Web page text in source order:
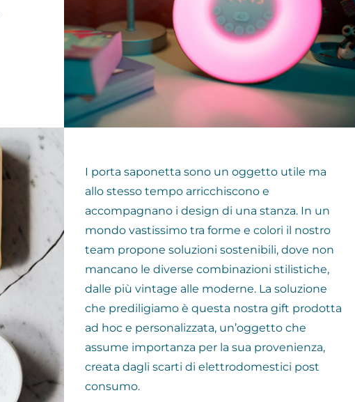
I porta saponetta sono un oggetto utile ma
allo stesso tempo arricchiscono e
accompagnano i design di una stanza. In un
mondo vastissimo tra forme e colori il nostro
team propone soluzioni sostenibili, dove non
mancano le diverse combinazioni stilistiche,
dalle più vintage alle moderne. La soluzione
che prediligiamo è questa nostra gift prodotta
ad hoc e personalizzata, un’oggetto che
assume importanza per la sua provenienza,
creata dagli scarti di elettrodomestici post
consumo.